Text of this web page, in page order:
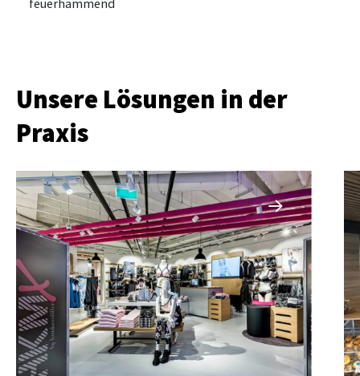
feuerhämmend
Unsere Lösungen in der
Praxis